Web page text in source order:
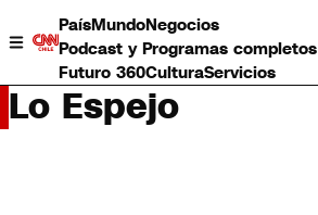
PaísMundoNegocios
Podcast y Programas completos
Futuro 360CulturaServicios
Lo Espejo